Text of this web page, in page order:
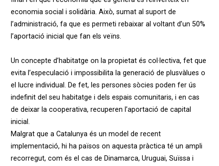
economia social i solidària. Això, sumat al suport de
l’administració, fa que es permeti rebaixar al voltant d’un 50%
l’aportació inicial que fan els veïns.
Un concepte d’habitatge on la propietat és col·lectiva, fet que
evita l’especulació i impossibilita la generació de plusvàlues o
el lucre individual. De fet, les persones sòcies poden fer ús
indefinit del seu habitatge i dels espais comunitaris, i en cas
de deixar la cooperativa, recuperen l’aportació de capital
inicial.
Malgrat que a Catalunya és un model de recent
implementació, hi ha països on aquesta pràctica té un ampli
recorregut, com és el cas de Dinamarca, Uruguai, Suïssa i